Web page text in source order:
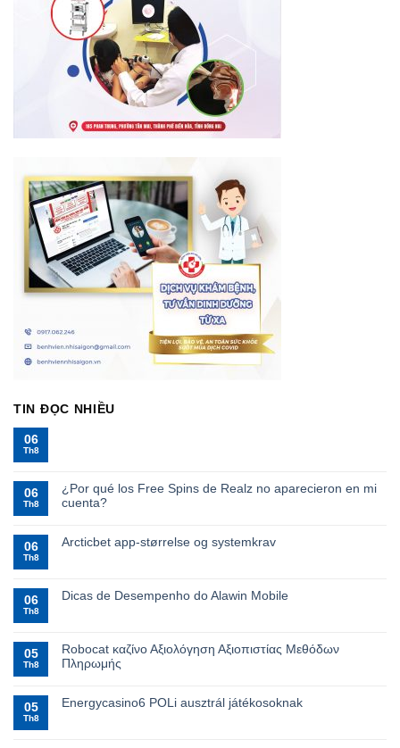
TIN ĐỌC NHIỀU
06
Th8
06
Th8
¿Por qué los Free Spins de Realz no aparecieron en mi
cuenta?
06
Th8
Arcticbet app-størrelse og systemkrav
06
Th8
Dicas de Desempenho do Alawin Mobile
05
Th8
Robocat καζίνο Αξιολόγηση Αξιοπιστίας Μεθόδων
Πληρωμής
05
Th8
Energycasino6 POLi ausztrál játékosoknak